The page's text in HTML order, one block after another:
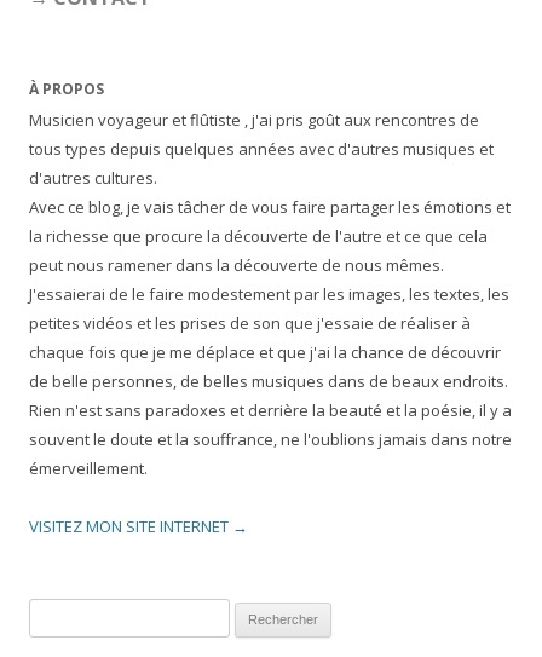
À PROPOS
Musicien voyageur et flûtiste , j'ai pris goût aux rencontres de
tous types depuis quelques années avec d'autres musiques et
d'autres cultures.
Avec ce blog, je vais tâcher de vous faire partager les émotions et
la richesse que procure la découverte de l'autre et ce que cela
peut nous ramener dans la découverte de nous mêmes.
J'essaierai de le faire modestement par les images, les textes, les
petites vidéos et les prises de son que j'essaie de réaliser à
chaque fois que je me déplace et que j'ai la chance de découvrir
de belle personnes, de belles musiques dans de beaux endroits.
Rien n'est sans paradoxes et derrière la beauté et la poésie, il y a
souvent le doute et la souffrance, ne l'oublions jamais dans notre
émerveillement.
VISITEZ MON SITE INTERNET →